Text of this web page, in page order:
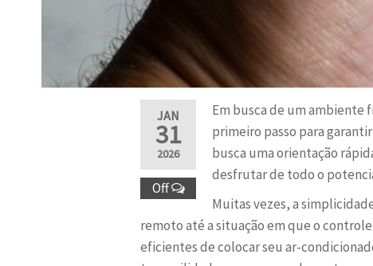
JAN
31
2026
Off
Em busca de um ambiente
primeiro passo para
busca uma orientação
desfrutar de todo o
Muitas vezes, a
remoto até a situação em que o
eficientes de colocar seu ar-